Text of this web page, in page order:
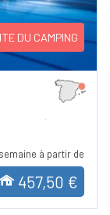
DU CAMPING
à partir de
457,50 €